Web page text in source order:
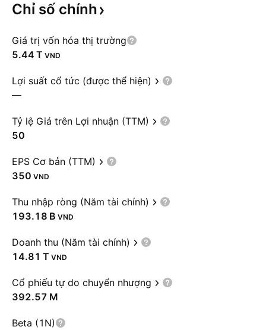
Chỉ số chính
Giá trị vốn hóa thị trường
‪5.44 T‬ VND
Lợi suất cổ tức (được thể hiện)
—
Tỷ lệ Giá trên Lợi nhuận (TTM)
50
EPS Cơ bản (TTM)
350 VND
Thu nhập ròng (Năm tài chính)
‪193.18 B‬ VND
Doanh thu (Năm tài chính)
‪14.81 T‬ VND
Cổ phiếu tự do chuyển nhượng
‪392.57 M‬
Beta (1N)